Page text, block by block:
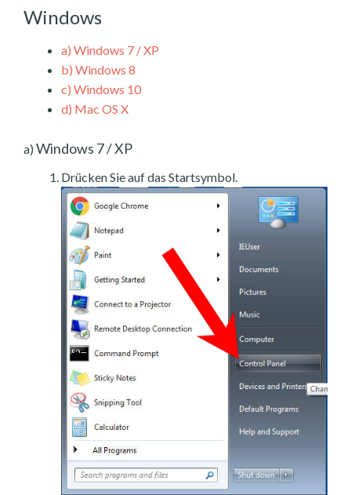
Windows
a) Windows 7 / XP
b) Windows 8
c) Windows 10
d) Mac OS X
a) Windows 7 / XP
Drücken Sie auf das Startsymbol.